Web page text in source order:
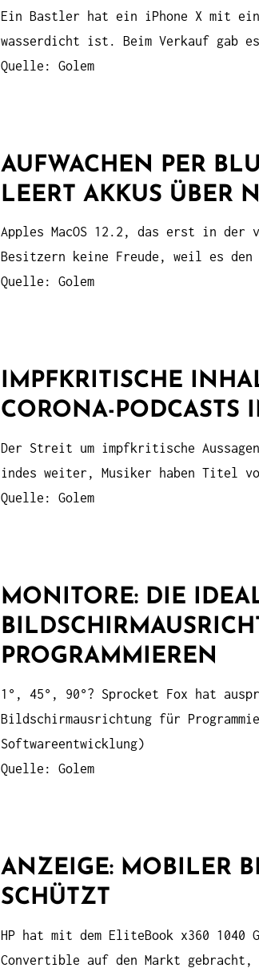
Ein Bastler hat ein iPhone X mit
wasserdicht ist. Beim Verkauf gab
Quelle: Golem
AUFWACHEN PER
LEERT AKKUS ÜBER
Apples MacOS 12.2, das erst in der
Besitzern keine Freude, weil es den
Quelle: Golem
IMPFKRITISCHE
CORONA-PODCASTS
Der Streit um impfkritische
indes weiter, Musiker haben Titel
Quelle: Golem
MONITORE: DIE
PROGRAMMIEREN
1°, 45°, 90°? Sprocket Fox hat
Bildschirmausrichtung für
Softwareentwicklung)
Quelle: Golem
ANZEIGE: MOBILER
SCHÜTZT
HP hat mit dem EliteBook x360
Convertible auf den Markt